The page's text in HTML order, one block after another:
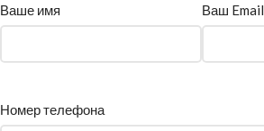
Ваше имя Ваш Email
Номер телефона